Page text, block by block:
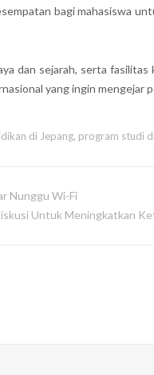
bagi mahasiswa
dan sejarah, serta
yang ingin mengejar
di Jepang, program studi
Nunggu Wi-Fi
Untuk Meningkatkan